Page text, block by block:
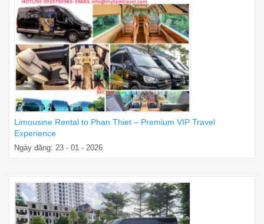
Limousine Rental to Phan Thiet – Premium VIP Travel
Experience
Ngày đăng: 23 - 01 - 2026